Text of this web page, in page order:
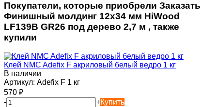
Покупатели, которые приобрели Заказать
Финишный молдинг 12х34 мм HiWood
LF139B GR26 под дерево 2,7 м , также
купили
Клей NMC Adefix F акриловый белый ведро 1 кг
В наличии
Артикул: Adefix F 1 кг
570 ₽
-
+Купить